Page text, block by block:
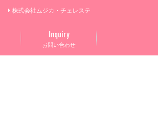
株式会社ムジカ・チェレステ
お問い合わせ
Inquiry